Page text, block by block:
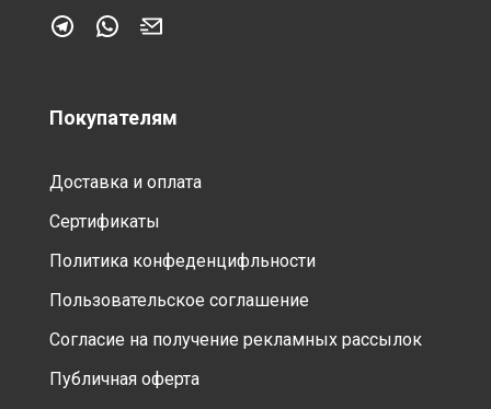
Покупателям
Доставка и оплата
Сертификаты
Политика конфеденцифльности
Пользовательское соглашение
Согласие на получение рекламных рассылок
Публичная оферта